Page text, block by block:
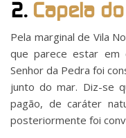
2. Capela
Pela marginal de Vila
que parece estar em
Senhor da Pedra foi
junto do mar. Diz-se
pagão, de caráter
posteriormente foi